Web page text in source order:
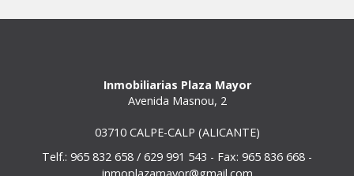
Inmobiliarias Plaza Mayor
Avenida Masnou, 2
03710 CALPE-CALP (ALICANTE)
Telf.: 965 832 658 / 629 991 543 - Fax: 965 836 668 -
inmoplazamayor@gmail.com